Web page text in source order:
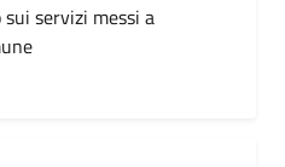
servizi messi a